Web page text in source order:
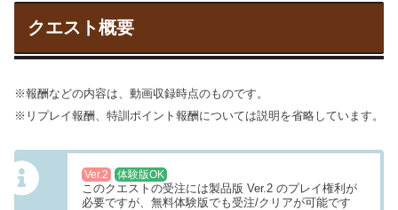
クエスト概要
※報酬などの内容は、動画収録時点のものです。
※リプレイ報酬、特訓ポイント報酬については説明を省略しています。
Ver.2
体験版OK
このクエストの受注には製品版 Ver.2 のプレイ権利が
必要ですが、無料体験版でも受注/クリアが可能です